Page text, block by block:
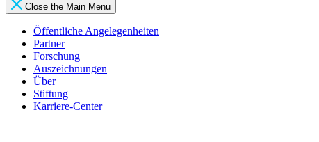
Close the Main Menu
Öffentliche Angelegenheiten
Partner
Forschung
Auszeichnungen
Über
Stiftung
Karriere-Center